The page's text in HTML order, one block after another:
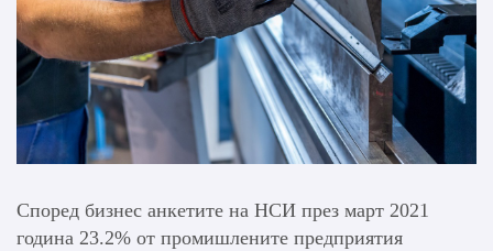
Според бизнес анкетите на НСИ през март 2021
година 23.2% от промишлените предприятия